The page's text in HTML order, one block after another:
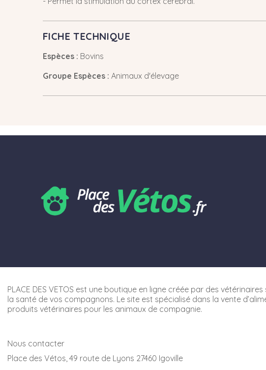
FICHE TECHNIQUE
Espèces : Bovins
Groupe Espèces : Animaux d'élevage
PLACE DES VETOS est une boutique en ligne créée par des
la santé de vos compagnons. Le site est spécialisé dans la vente
produits vétérinaires pour les animaux de compagnie.
Nous contacter
Place des Vétos, 49 route de Lyons 27460 Igoville